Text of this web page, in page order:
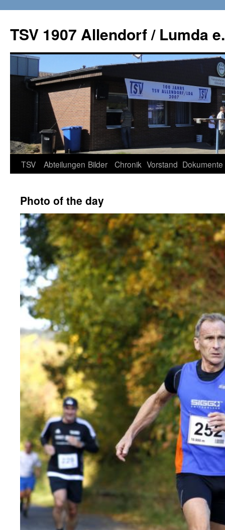
TSV 1907 Allendorf / Lumda
Zum
springen
TSV Abteilungen Bilder Chronik Vorstand Dokumente
Photo of the day